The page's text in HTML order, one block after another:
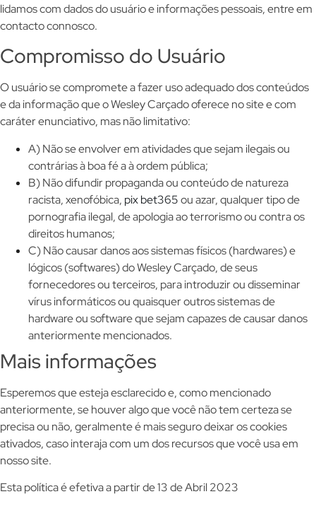
lidamos com dados do usuário e informações pessoais, entre em
contacto connosco.
Compromisso do Usuário
O usuário se compromete a fazer uso adequado dos conteúdos
e da informação que o Wesley Carçado oferece no site e com
caráter enunciativo, mas não limitativo:
A) Não se envolver em atividades que sejam ilegais ou
contrárias à boa fé a à ordem pública;
B) Não difundir propaganda ou conteúdo de natureza
racista, xenofóbica, pix bet365ou azar, qualquer tipo de
pornografia ilegal, de apologia ao terrorismo ou contra os
direitos humanos;
C) Não causar danos aos sistemas físicos (hardwares) e
lógicos (softwares) do Wesley Carçado, de seus
fornecedores ou terceiros, para introduzir ou disseminar
vírus informáticos ou quaisquer outros sistemas de
hardware ou software que sejam capazes de causar danos
anteriormente mencionados.
Mais informações
Esperemos que esteja esclarecido e, como mencionado
anteriormente, se houver algo que você não tem certeza se
precisa ou não, geralmente é mais seguro deixar os cookies
ativados, caso interaja com um dos recursos que você usa em
nosso site.
Esta política é efetiva a partir de 13 de Abril 2023